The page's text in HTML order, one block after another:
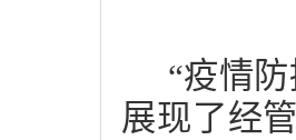
“疫情
展现了经